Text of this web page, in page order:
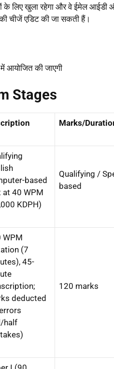
के लिए खुला रहेगा और वे ईमेल आईडी
चीजें एडिट की जा सकती हैं।
में आयोजित की जाएगी
Stages
Marks/
based
at 40 WPM
KDPH)
Qualifying /
based
WPM
(7
45-
deducted
half
120 marks